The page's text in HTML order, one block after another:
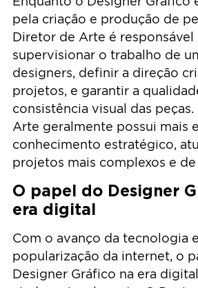
pela criação e produção de
Diretor de Arte é
supervisionar o trabalho de
designers, definir a direção
projetos, e garantir a
consistência visual das
Arte geralmente possui mais
conhecimento estratégico,
projetos mais complexos e
O papel do Designer
era digital
Com o avanço da tecnologia
popularização da internet, o
Designer Gráfico na era